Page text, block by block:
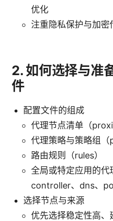
优化
注重隐私保护与加密
2. 如何选择与准
件
配置文件的组成
代理节点清单（
代理策略与策略组（
路由规则（rules）
全局或特定应用的
controller、dns、
选择节点与来源
优先选择稳定性高、